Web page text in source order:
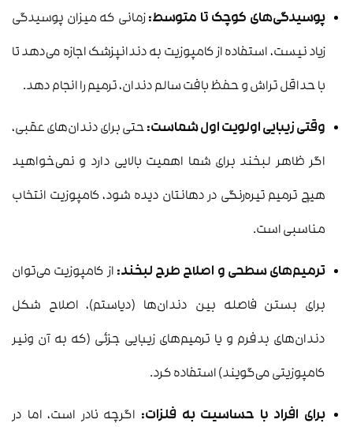
پوسیدگی‌های کوچک تا متوسط:زمانی که میزان پوسیدگی
زیاد نیست، استفاده از کامپوزیت به دندانپزشک اجازه می‌دهد تا
با حداقل تراش و حفظ بافت سالم دندان، ترمیم را انجام دهد.
وقتی زیبایی اولویت اول شماست:حتی برای دندان‌های عقبی،
اگر ظاهر لبخند برای شما اهمیت بالایی دارد و نمی‌خواهید
هیچ ترمیم تیره‌رنگی در دهانتان دیده شود، کامپوزیت انتخاب
مناسبی است.
ترمیم‌های سطحی و اصلاح طرح لبخند: از کامپوزیت می‌توان
برای بستن فاصله بین دندان‌ها (دیاستم)، اصلاح شکل
دندان‌های بدفرم و یا ترمیم‌های زیبایی جزئی (که به آن ونیر
کامپوزیتی می‌گویند) استفاده کرد.
برای افراد با حساسیت به فلزات: اگرچه نادر است، اما در